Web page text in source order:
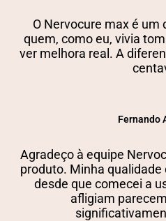
O Nervocure max é um
quem, como eu, vivia
ver melhora real. A
Fernando
Agradeço à equipe
produto. Minha qualidade
desde que comecei a
afligiam